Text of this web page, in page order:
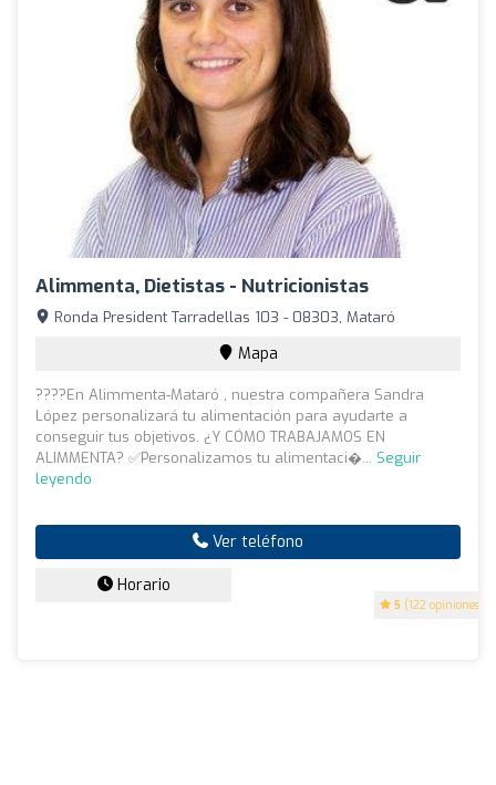
Alimmenta, Dietistas - Nutricionistas
5 (122 opiniones)
Ronda President Tarradellas 103 - 08303, Mataró
Mapa
????En Alimmenta-Mataró , nuestra compañera Sandra
López personalizará tu alimentación para ayudarte a
conseguir tus objetivos. ¿Y CÓMO TRABAJAMOS EN
ALIMMENTA? ✅Personalizamos tu alimentaci�... Seguir
leyendo
Ver teléfono
Horario